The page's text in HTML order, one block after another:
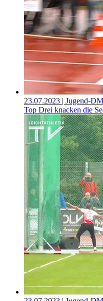
23.07.2023 | Jugend-
Top Drei knacken die